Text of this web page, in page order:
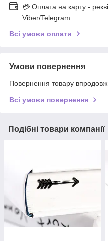
💳 Оплата на карту -
Viber/Telegram
Всі умови оплати
Умови повернення
Повернення товару
Всі умови повернення
Подібні товари компанії